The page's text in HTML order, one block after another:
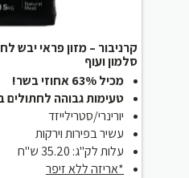
קרניבור – מזון פראי יבש
סלמון ועוף
מכיל 63% אחוזי בשר!
טעימות גבוהה לחתולים
יורינרי/סטרילייזד
עשיר בפירות וירקות
עלות לק"ג: 35.20 ש"ח
*אריזה ללא זיפר